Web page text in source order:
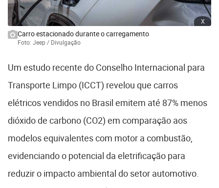
x
Carro estacionado durante o carregamento
Foto: Jeep / Divulgação
Um estudo recente do Conselho Internacional para
Transporte Limpo (ICCT) revelou que carros
elétricos vendidos no Brasil emitem até 87% menos
dióxido de carbono (CO2) em comparação aos
modelos equivalentes com motor a combustão,
evidenciando o potencial da eletrificação para
reduzir o impacto ambiental do setor automotivo.